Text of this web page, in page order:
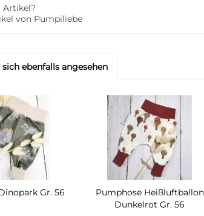
Artikel?
von Pumpiliebe
ebenfalls angesehen
Gr. 56
Pumphose Heißluftballon
Dunkelrot Gr. 56